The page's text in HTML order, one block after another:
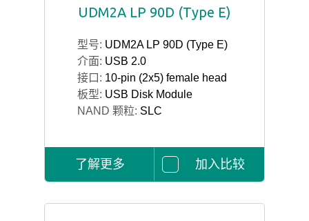
UDM2A LP 90D (Type E)
型号: UDM2A LP 90D (Type E)
介面: USB 2.0
接口: 10-pin (2x5) female head
板型: USB Disk Module
NAND 颗粒: SLC
了解更多 加入比较